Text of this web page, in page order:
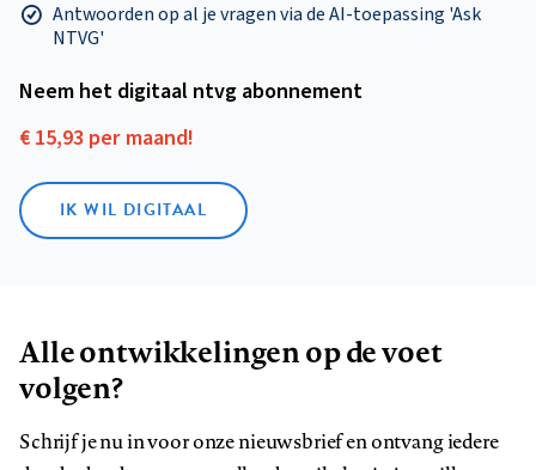
Antwoorden op al je vragen via de AI-toepassing 'Ask
NTVG'
Neem het digitaal ntvg abonnement
€ 15,93 per maand!
IK WIL DIGITAAL
Alle ontwikkelingen op de voet
volgen?
Schrijf je nu in voor onze nieuwsbrief en ontvang iedere